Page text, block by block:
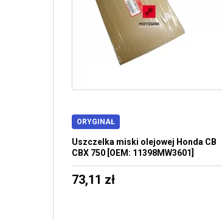
ORYGINAŁ
Uszczelka miski olejowej Honda CB
CBX 750 [OEM: 11398MW3601]
73,11 zł